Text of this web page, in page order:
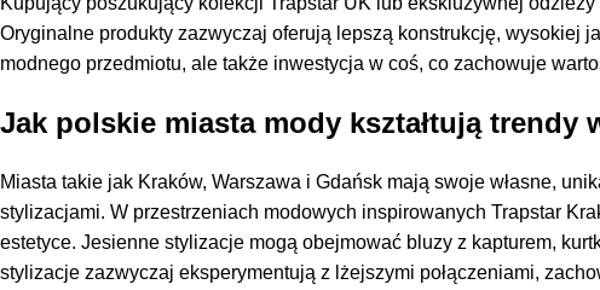
Oryginalne produkty zazwyczaj oferują lepszą konstrukcję, wysokiej
modnego przedmiotu, ale także inwestycja w coś, co zachowuje
Jak polskie miasta mody kształtują trendy
Miasta takie jak Kraków, Warszawa i Gdańsk mają swoje własne,
stylizacjami. W przestrzeniach modowych inspirowanych Trapstar
estetyce. Jesienne stylizacje mogą obejmować bluzy z kapturem,
stylizacje zazwyczaj eksperymentują z lżejszymi połączeniami,